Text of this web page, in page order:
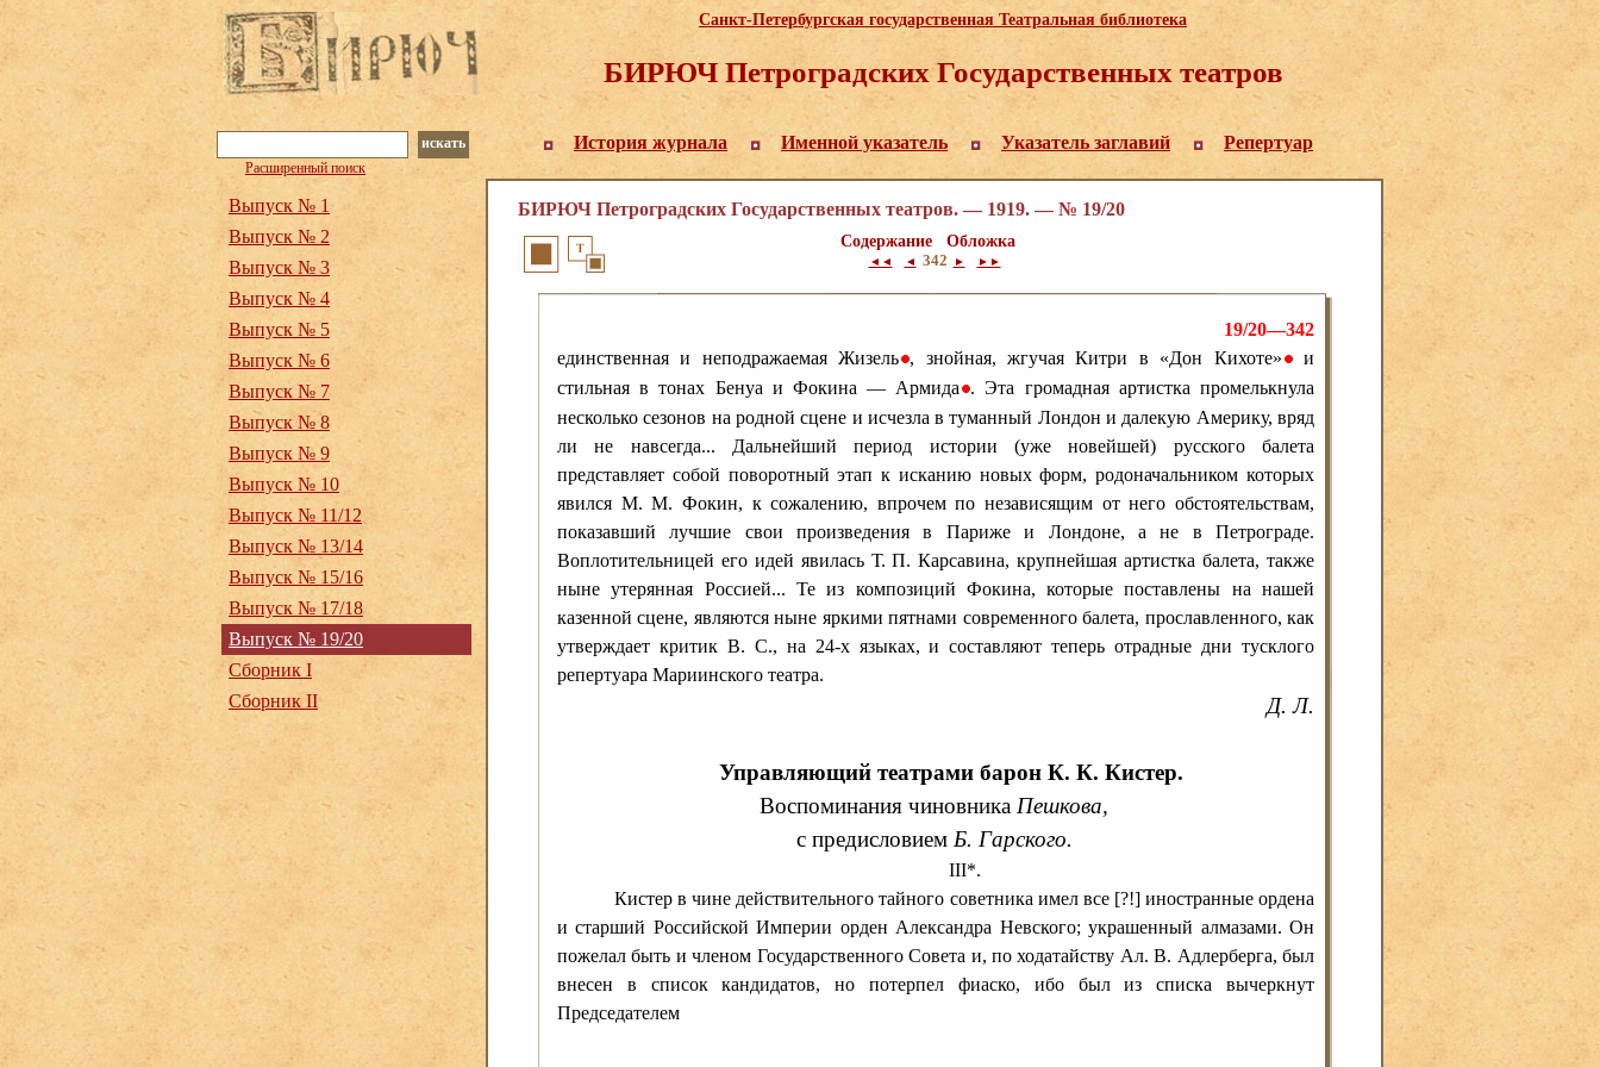
Санкт-Петербургская государственная Театральная библиотека
БИРЮЧ Петроградских Государственных театров
История журнала Именной указатель Указатель заглавий Репертуар
искать
Расширенный поиск
БИРЮЧ Петроградских Государственных театров. — 1919. — № 19/20
Содержание Обложка
◄◄ ◄ 342 ► ►►
19/20—342
единственная и неподражаемая Жизель •, знойная, жгучая Китри в «Дон Кихоте» •и
стильная в тонах Бенуа и Фокина — Армида •. Эта громадная артистка промелькнула
несколько сезонов на родной сцене и исчезла в туманный Лондон и далекую Америку, вряд
ли не навсегда... Дальнейший период истории (уже новейшей) русского балета
представляет собой поворотный этап к исканию новых форм, родоначальником которых
явился М. М. Фокин, к сожалению, впрочем по независящим от него обстоятельствам,
показавший лучшие свои произведения в Париже и Лондоне, а не в Петрограде.
Воплотительницей его идей явилась Т. П. Карсавина, крупнейшая артистка балета, также
ныне утерянная Россией... Те из композиций Фокина, которые поставлены на нашей
казенной сцене, являются ныне яркими пятнами современного балета, прославленного, как
утверждает критик В. С., на 24-х языках, и составляют теперь отрадные дни тусклого
репертуара Мариинского театра.
Д. Л.
Управляющий театрами барон К. К. Кистер.
Воспоминания чиновникаПешкова,
с предисловием Б. Гарского.
III*.
Кистер в чине действительного тайного советника имел все [?!] иностранные ордена
и старший Российской Империи орден Александра Невского; украшенный алмазами. Он
пожелал быть и членом Государственного Совета и, по ходатайству Ал. В. Адлерберга, был
внесен в список кандидатов, но потерпел фиаско, ибо был из списка вычеркнут
Председателем
Выпуск № 1
Выпуск № 2
Выпуск № 3
Выпуск № 4
Выпуск № 5
Выпуск № 6
Выпуск № 7
Выпуск № 8
Выпуск № 9
Выпуск № 10
Выпуск № 11/12
Выпуск № 13/14
Выпуск № 15/16
Выпуск № 17/18
Выпуск № 19/20
Сборник I
Сборник II